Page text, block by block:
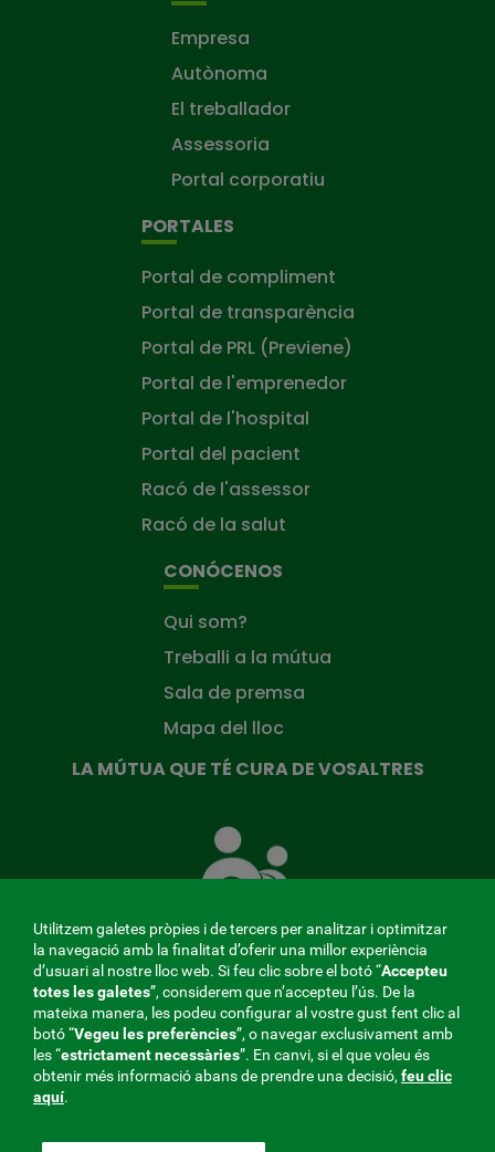
Empresa
Autònoma
El treballador
Assessoria
Portal corporatiu
PORTALES
Portal de compliment
Portal de transparència
Portal de PRL (Previene)
Portal de l'emprenedor
Portal de l'hospital
Portal del pacient
Racó de l'assessor
Racó de la salut
CONÓCENOS
Qui som?
Treballi a la mútua
Sala de premsa
Mapa del lloc
LA MÚTUA QUE TÉ CURA DE VOSALTRES
Mútua
que
de
tu
MENÚ
REDES
Utilitzem galetes pròpies i de tercers per analitzar i optimitzar
la navegació amb la finalitat d’oferir una millor experiència
d’usuari al nostre lloc web. Si feu clic sobre el botó “Accepteu
totes les galetes”, considerem que n’accepteu l’ús. De la
mateixa manera, les podeu configurar al vostre gust fent clic al
botó “Vegeu les preferències”, o navegar exclusivament amb
les “estrictamentnecessàries”. En canvi, si el que voleu és
obtenir més informació abans de prendre una decisió, feu clic
aquí.